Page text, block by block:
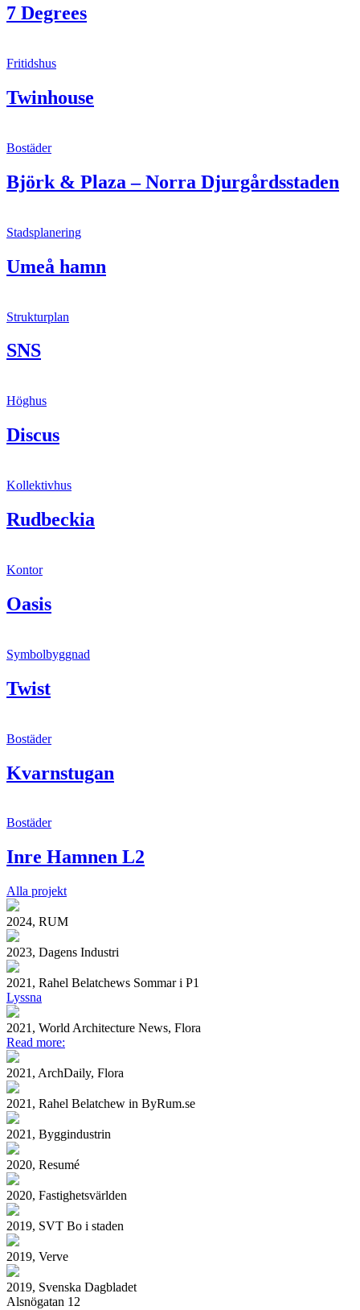
7 Degrees
Fritidshus
Twinhouse
Bostäder
Björk & Plaza – Norra Djurgårdsstaden
Stadsplanering
Umeå hamn
Strukturplan
SNS
Höghus
Discus
Kollektivhus
Rudbeckia
Kontor
Oasis
Symbolbyggnad
Twist
Bostäder
Kvarnstugan
Bostäder
Inre Hamnen L2
Alla projekt
2024, RUM
2023, Dagens Industri
2021, Rahel Belatchews Sommar i P1
Lyssna
2021, World Architecture News, Flora
Read more:
2021, ArchDaily, Flora
2021, Rahel Belatchew in ByRum.se
2021, Byggindustrin
2020, Resumé
2020, Fastighetsvärlden
2019, SVT Bo i staden
2019, Verve
2019, Svenska Dagbladet
Alsnögatan 12